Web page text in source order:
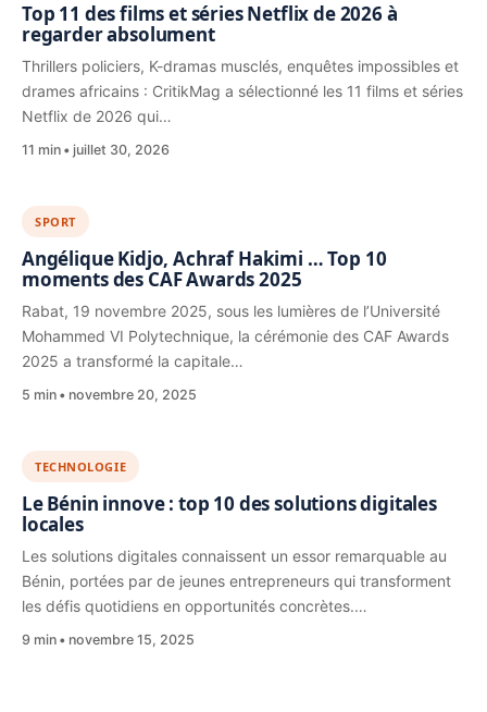
Top 11 des films et séries Netflix de 2026 à
regarder absolument
Thrillers policiers, K-dramas musclés, enquêtes impossibles et
drames africains : CritikMag a sélectionné les 11 films et séries
Netflix de 2026 qui…
11 min juillet 30, 2026
SPORT
Angélique Kidjo, Achraf Hakimi … Top 10
moments des CAF Awards 2025
Rabat, 19 novembre 2025, sous les lumières de l’Université
Mohammed VI Polytechnique, la cérémonie des CAF Awards
2025 a transformé la capitale…
5 min novembre 20, 2025
TECHNOLOGIE
Le Bénin innove : top 10 des solutions digitales
locales
Les solutions digitales connaissent un essor remarquable au
Bénin, portées par de jeunes entrepreneurs qui transforment
les défis quotidiens en opportunités concrètes.…
9 min novembre 15, 2025